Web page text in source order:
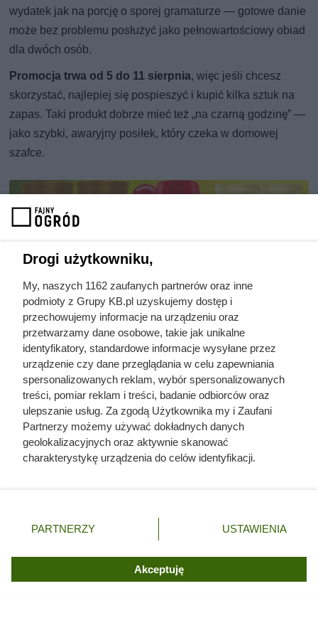
wydatek jak na porcję o sporej gramaturze — gotowe danie
może bez problemu posłużyć jako pełnowartościowy obiad
dla dwóch osób.
Promocja trwa od 5 do 11 sierpnia, więc jeśli chcesz
skorzystać, najlepiej się pospieszyć i kupić kilka sztuk na
zapas. Taki produkt dobrze mieć też „na czarną godzinę” —
jako szybki, awaryjny posiłek, który czeka w domowej
szafce.
Drogi użytkowniku,
My, naszych 1162 zaufanych partnerów oraz inne
podmioty z Grupy KB.pl uzyskujemy dostęp i
przechowujemy informacje na urządzeniu oraz
przetwarzamy dane osobowe, takie jak unikalne
identyfikatory, standardowe informacje wysyłane przez
urządzenie czy dane przeglądania w celu zapewniania
spersonalizowanych reklam, wybór spersonalizowanych
treści, pomiar reklam i treści, badanie odbiorców oraz
ulepszanie usług. Za zgodą Użytkownika my i Zaufani
Partnerzy możemy używać dokładnych danych
geolokalizacyjnych oraz aktywnie skanować
charakterystykę urządzenia do celów identyfikacji.
zmienić/wycofać klikając przycisk ustawień prywatności
znajdujący się w lewym dolnym rogu strony. Niektóre
użytkownika, ale masz prawo sprzeciwić się takiemu
przetwarzaniu. Preferencje będą miały zastosowania tylko
PARTNERZY USTAWIENIA
Akceptuję